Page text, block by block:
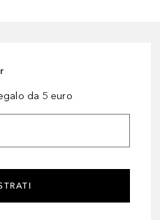
da 5 euro